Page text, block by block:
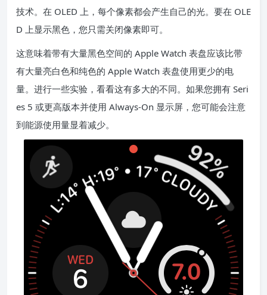
技术。在 OLED 上，每个像素都会产生自己的光。要在 OLE
D 上显示黑色，您只需关闭像素即可。
这意味着带有大量黑色空间的 Apple Watch 表盘应该比带
有大量亮白色和纯色的 Apple Watch 表盘使用更少的电
量。进行一些实验，看看这有多大的不同。如果您拥有 Seri
es 5 或更高版本并使用 Always-On 显示屏，您可能会注意
到能源使用量显着减少。